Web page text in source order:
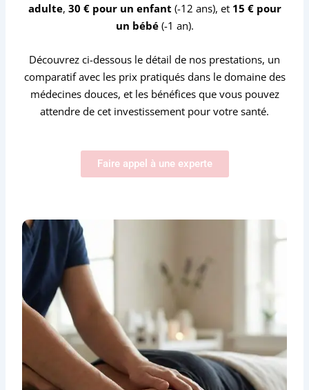
adulte, 30 € pour un enfant (-12 ans), et 15 € pour
un bébé(-1 an).
Découvrez ci-dessous le détail de nos prestations, un
comparatif avec les prix pratiqués dans le domaine des
médecines douces, et les bénéfices que vous pouvez
attendre de cet investissement pour votre santé.
Faire appel à une experte